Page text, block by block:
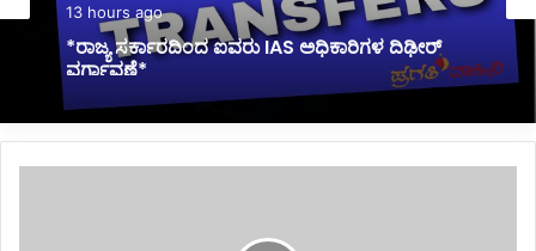
13 hours ago
*ರಾಜ್ಯ ಸರ್ಕಾರದಿಂದ ಐವರು IAS ಅಧಿಕಾರಿಗಳ ದಿಢೀರ್
ವರ್ಗಾವಣೆ*